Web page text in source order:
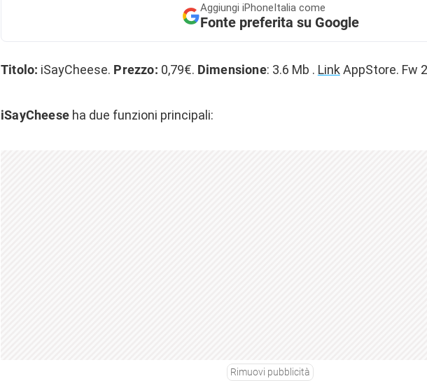
Aggiungi iPhoneItalia come
Fonte preferita su Google
Titolo: iSayCheese. Prezzo: 0,79€. Dimensione: 3.6 Mb . Link AppStore. Fw
iSayCheese ha due funzioni principali:
Rimuovi pubblicità